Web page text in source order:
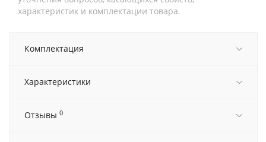
характеристик и комплектации товара.
Комплектация
Характеристики
Отзывы 0